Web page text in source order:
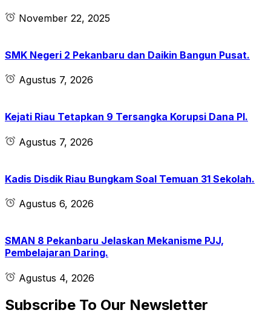
November 22, 2025
SMK Negeri 2 Pekanbaru dan Daikin Bangun Pusat.
Agustus 7, 2026
Kejati Riau Tetapkan 9 Tersangka Korupsi Dana PI.
Agustus 7, 2026
Kadis Disdik Riau Bungkam Soal Temuan 31 Sekolah.
Agustus 6, 2026
SMAN 8 Pekanbaru Jelaskan Mekanisme PJJ,
Pembelajaran Daring.
Agustus 4, 2026
Subscribe To Our Newsletter